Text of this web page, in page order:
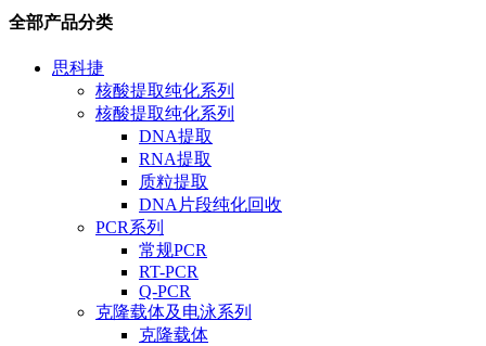
全部产品分类
思科捷
核酸提取纯化系列
核酸提取纯化系列
DNA提取
RNA提取
质粒提取
DNA片段纯化回收
PCR系列
常规PCR
RT-PCR
Q-PCR
克隆载体及电泳系列
克隆载体